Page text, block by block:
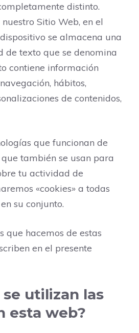
distinto.
Sitio Web, en el
se almacena una
de texto que se denomina
contiene información
hábitos,
de contenidos,
que funcionan de
también se usan para
tu actividad de
«cookies» a todas
su conjunto.
que hacemos de estas
en el presente
se utilizan las
esta web?